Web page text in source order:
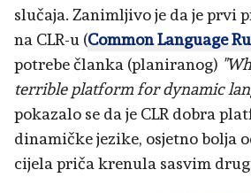
slučaja. Zanimljivo je da je prvi
na CLR-u (Common Language
potrebe članka (planiranog)
terrible platform for dynamic
pokazalo se da je CLR dobra
dinamičke jezike, osjetno bolja
cijela priča krenula sasvim